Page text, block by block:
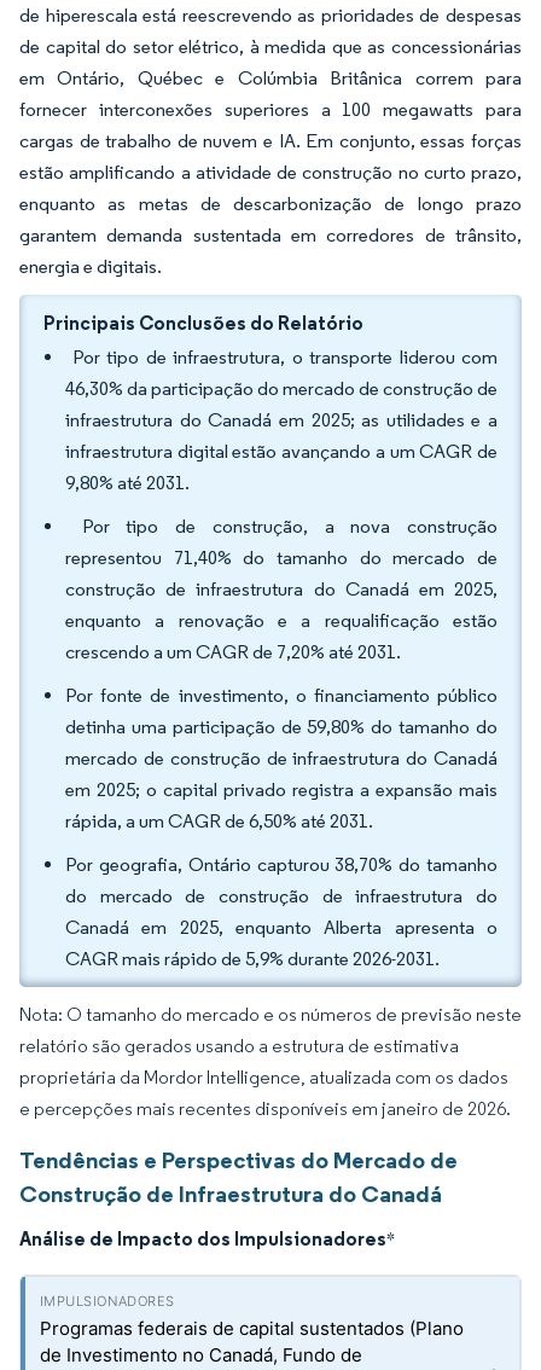
de hiperescala está reescrevendo as prioridades de despesas
de capital do setor elétrico, à medida que as concessionárias
em Ontário, Québec e Colúmbia Britânica correm para
fornecer interconexões superiores a 100 megawatts para
cargas de trabalho de nuvem e IA. Em conjunto, essas forças
estão amplificando a atividade de construção no curto prazo,
enquanto as metas de descarbonização de longo prazo
garantem demanda sustentada em corredores de trânsito,
energia e digitais.
Principais Conclusões do Relatório
Por tipo de infraestrutura, o transporte liderou com
46,30% da participação do mercado de construção de
infraestrutura do Canadá em 2025; as utilidades e a
infraestrutura digital estão avançando a um CAGR de
9,80% até 2031.
Por tipo de construção, a nova construção
representou 71,40% do tamanho do mercado de
construção de infraestrutura do Canadá em 2025,
enquanto a renovação e a requalificação estão
crescendo a um CAGR de 7,20% até 2031.
Por fonte de investimento, o financiamento público
detinha uma participação de 59,80% do tamanho do
mercado de construção de infraestrutura do Canadá
em 2025; o capital privado registra a expansão mais
rápida, a um CAGR de 6,50% até 2031.
Por geografia, Ontário capturou 38,70% do tamanho
do mercado de construção de infraestrutura do
Canadá em 2025, enquanto Alberta apresenta o
CAGR mais rápido de 5,9% durante 2026-2031.
Nota: O tamanho do mercado e os números de previsão neste
relatório são gerados usando a estrutura de estimativa
proprietária da Mordor Intelligence, atualizada com os dados
e percepções mais recentes disponíveis em janeiro de 2026.
Tendências e Perspectivas do Mercado de
Construção de Infraestrutura do Canadá
Análise de Impacto dos Impulsionadores*
Programas federais de capital sustentados (Plano
de Investimento no Canadá, Fundo de